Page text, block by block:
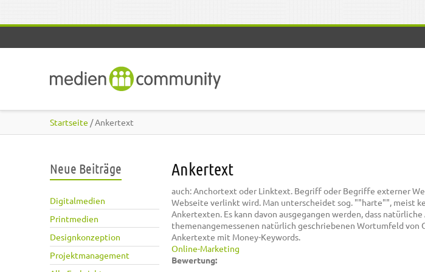
Startseite / Ankertext
Neue Beiträge
Digitalmedien
Printmedien
Designkonzeption
Projektmanagement
Ankertext
auch: Anchortext oder Linktext. Begriff oder Begriffe externer
Webseite verlinkt wird. Man unterscheidet sog. ""harte"", meist
Ankertexten. Es kann davon ausgegangen werden, dass
themenangemessenen natürlich geschriebenen Wortumfeld von
Ankertexte mit Money-Keywords.
Online-Marketing
Bewertung: